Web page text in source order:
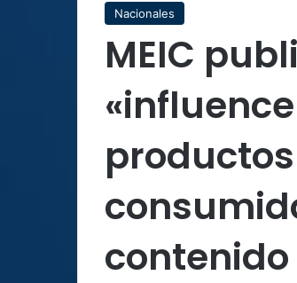
Nacionales
MEIC
contenido